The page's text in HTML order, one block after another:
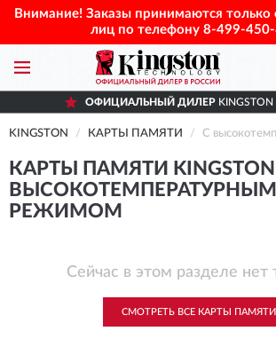
Внимание! Заказы принимаются только
лиц по телефону 8-499-
ОФИЦИАЛЬНЫЙ ДИЛЕР
KINGSTON КАРТЫ ПАМЯТИ С
КАРТЫ ПАМЯТИ
ВЫСОКОТЕМПЕРАТУРНЫМ
РЕЖИМОМ
Сейчас в этом разделе нет
СМОТРЕТЬ ВСЕ КАРТЫ ПАМЯТИ